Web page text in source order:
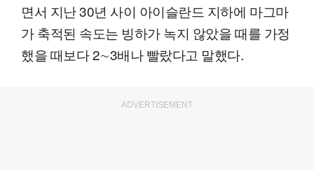
면서 지난 30년 사이 아이슬란드 지하에 마그마
가 축적된 속도는 빙하가 녹지 않았을 때를 가정
했을 때보다 2∼3배나 빨랐다고 말했다.
ADVERTISEMENT